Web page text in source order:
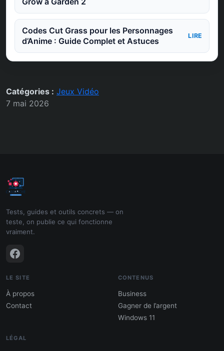
Codes Cut Grass pour les Personnages
d’Anime : Guide Complet et Astuces
LIRE
Catégories : Jeux Vidéo
7 mai 2026
Tests, guides et outils concrets — on
teste, on publie ce qui fonctionne
vraiment.
LE SITE
À propos
Contact
CONTENUS
Business
Gagner de l’argent
Windows 11
LÉGAL